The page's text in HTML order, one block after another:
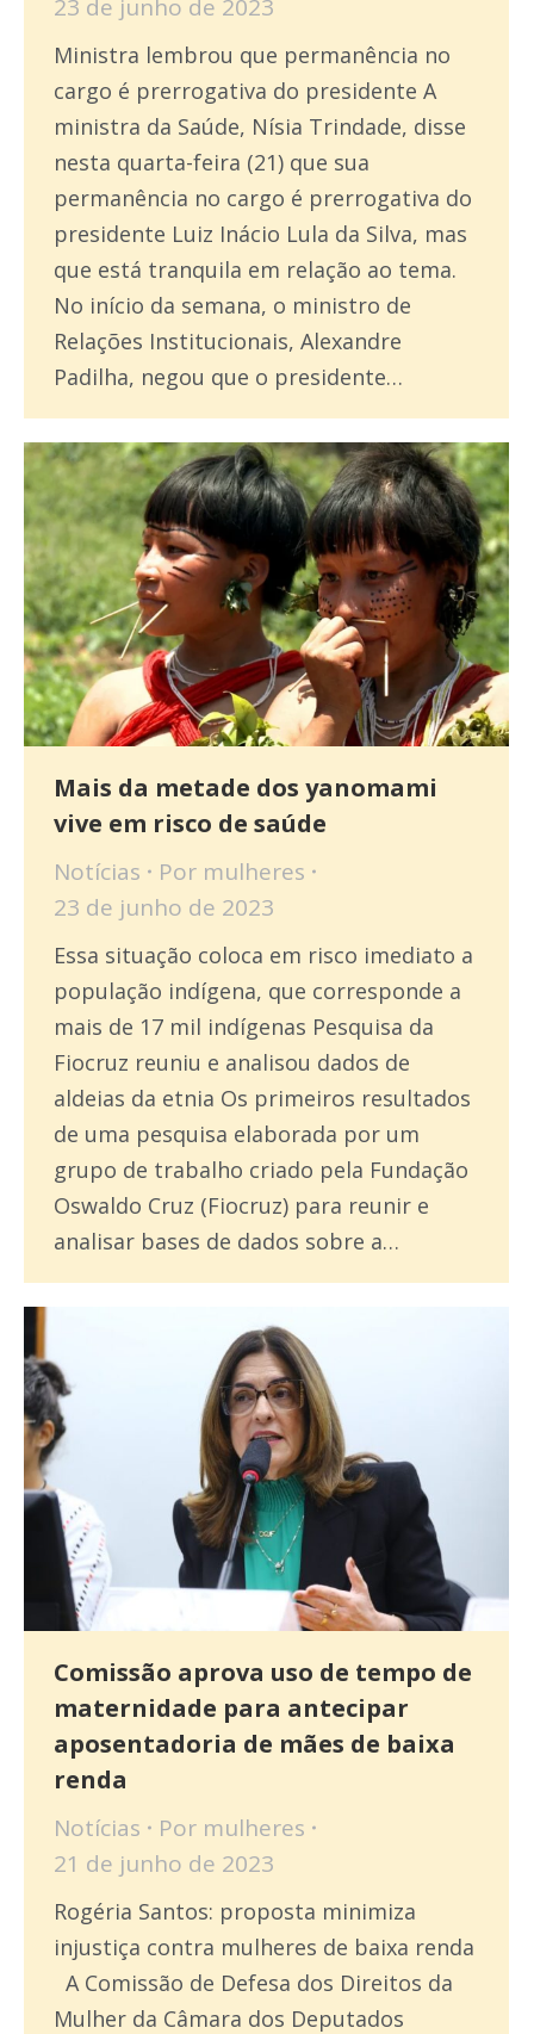
23 de junho de 2023
Ministra lembrou que permanência no
cargo é prerrogativa do presidente A
ministra da Saúde, Nísia Trindade, disse
nesta quarta-feira (21) que sua
permanência no cargo é prerrogativa do
presidente Luiz Inácio Lula da Silva, mas
que está tranquila em relação ao tema.
No início da semana, o ministro de
Relações Institucionais, Alexandre
Padilha, negou que o presidente…
Mais da metade dos yanomami
vive em risco de saúde
Notícias Por mulheres
23 de junho de 2023
Essa situação coloca em risco imediato a
população indígena, que corresponde a
mais de 17 mil indígenas Pesquisa da
Fiocruz reuniu e analisou dados de
aldeias da etnia Os primeiros resultados
de uma pesquisa elaborada por um
grupo de trabalho criado pela Fundação
Oswaldo Cruz (Fiocruz) para reunir e
analisar bases de dados sobre a…
Comissão aprova uso de tempo de
maternidade para antecipar
aposentadoria de mães de baixa
renda
Notícias Por mulheres
21 de junho de 2023
Rogéria Santos: proposta minimiza
injustiça contra mulheres de baixa renda
A Comissão de Defesa dos Direitos da
Mulher da Câmara dos Deputados